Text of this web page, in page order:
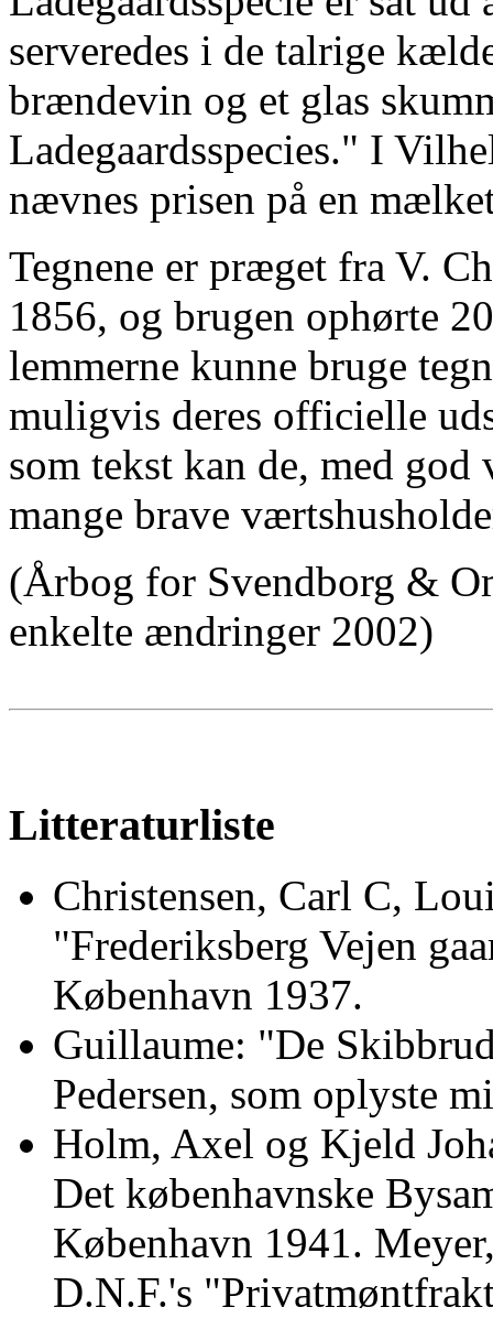
serveredes i de talrige
brændevin og et glas
Ladegaardsspecies." I
nævnes prisen på en
Tegnene er præget fra V.
1856, og brugen ophørte
lemmerne kunne bruge
muligvis deres officielle
som tekst kan de, med
mange brave
(Årbog for Svendborg &
enkelte ændringer 2002)
Litteraturliste
Christensen, Carl C,
"Frederiksberg Vejen
København 1937.
Guillaume: "De
Pedersen, som oplyste
Holm, Axel og Kjeld
Det københavnske
København 1941.
D.N.F.'s